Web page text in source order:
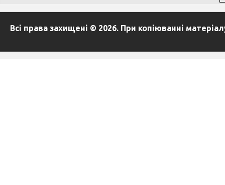
Всі права захищені © 2026. При копіюванні